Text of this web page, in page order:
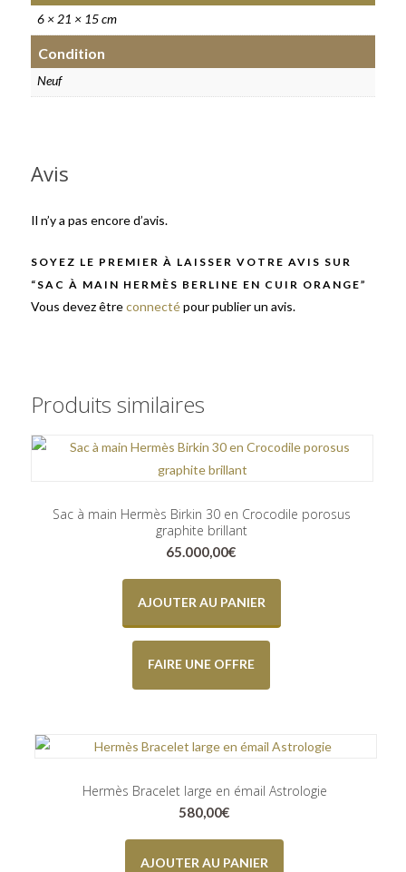
6 × 21 × 15 cm
Condition
Neuf
Avis
Il n’y a pas encore d’avis.
SOYEZ LE PREMIER À LAISSER VOTRE AVIS SUR
“SAC À MAIN HERMÈS BERLINE EN CUIR ORANGE”
Vous devez êtreconnectépour publier un avis.
Produits similaires
Sac à main Hermès Birkin 30 en Crocodile porosus
graphite brillant
65.000,00€
AJOUTER AU PANIER
FAIRE UNE OFFRE
Hermès Bracelet large en émail Astrologie
580,00€
AJOUTER AU PANIER